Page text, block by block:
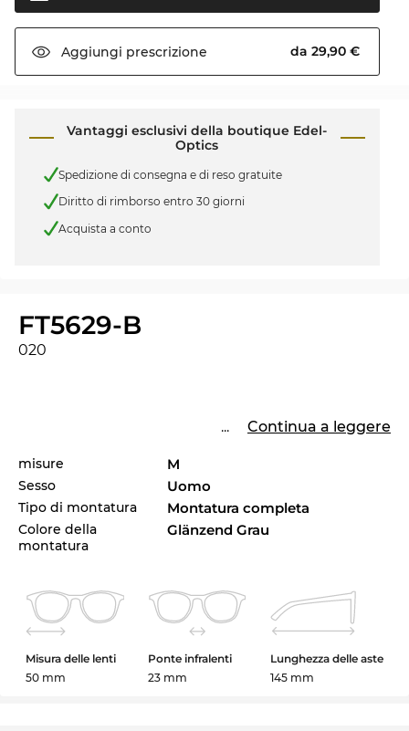
Aggiungi prescrizione da 29,90 €
Vantaggi esclusivi della boutique Edel-
Optics
Spedizione di consegna e di reso gratuite
Diritto di rimborso entro 30 giorni
Acquista a conto
FT5629-B
020
... Continua a leggere
misure M
Sesso Uomo
Tipo di montatura Montatura completa
Colore della
montatura
Glänzend Grau
Misura delle lenti
50 mm
Ponte infralenti
23 mm
Lunghezza delle aste
145 mm